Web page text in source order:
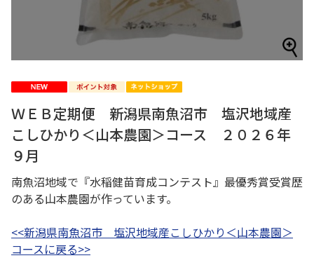
ＷＥＢ定期便 新潟県南魚沼市 塩沢地域産
こしひかり＜山本農園＞コース ２０２６年
９月
南魚沼地域で『水稲健苗育成コンテスト』最優秀賞受賞歴
のある山本農園が作っています。
<<新潟県南魚沼市 塩沢地域産こしひかり＜山本農園＞
コースに戻る>>